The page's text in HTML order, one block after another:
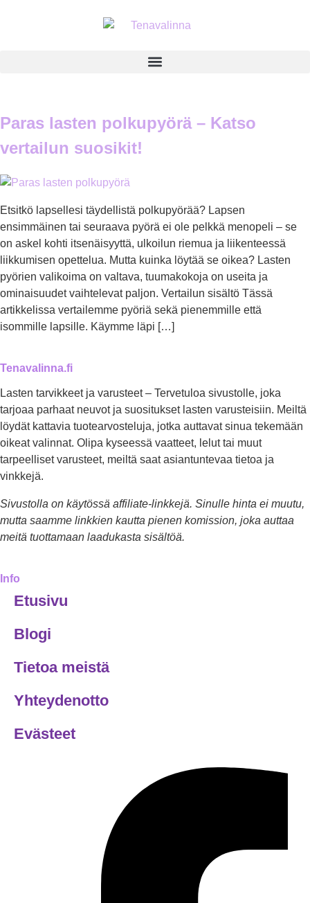
Paras lasten polkupyörä – Katso
vertailun suosikit!
Etsitkö lapsellesi täydellistä polkupyörää? Lapsen
ensimmäinen tai seuraava pyörä ei ole pelkkä menopeli – se
on askel kohti itsenäisyyttä, ulkoilun riemua ja liikenteessä
liikkumisen opettelua. Mutta kuinka löytää se oikea? Lasten
pyörien valikoima on valtava, tuumakokoja on useita ja
ominaisuudet vaihtelevat paljon. Vertailun sisältö Tässä
artikkelissa vertailemme pyöriä sekä pienemmille että
isommille lapsille. Käymme läpi […]
Tenavalinna.fi
Lasten tarvikkeet ja varusteet – Tervetuloa sivustolle, joka
tarjoaa parhaat neuvot ja suositukset lasten varusteisiin. Meiltä
löydät kattavia tuotearvosteluja, jotka auttavat sinua tekemään
oikeat valinnat. Olipa kyseessä vaatteet, lelut tai muut
tarpeelliset varusteet, meiltä saat asiantuntevaa tietoa ja
vinkkejä.
Sivustolla on käytössä affiliate-linkkejä. Sinulle hinta ei muutu,
mutta saamme linkkien kautta pienen komission, joka auttaa
meitä tuottamaan laadukasta sisältöä.
Info
Etusivu
Blogi
Tietoa meistä
Yhteydenotto
Evästeet